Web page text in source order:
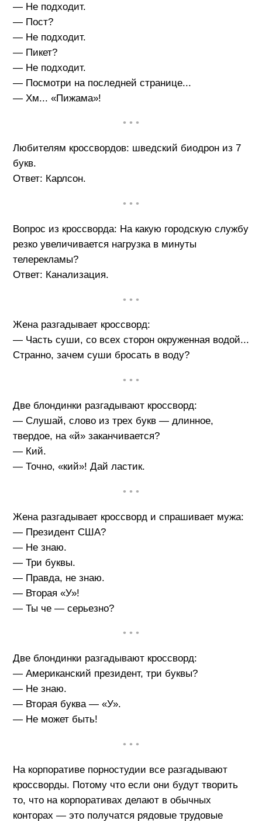
— Не подходит.
— Пост?
— Не подходит.
— Пикет?
— Не подходит.
— Посмотри на последней странице...
— Хм... «Пижама»!
• • •
Любителям кроссвордов: шведский биодрон из 7
букв.
Ответ: Карлсон.
• • •
Вопрос из кроссворда: На какую городскую службу
резко увеличивается нагрузка в минуты
телерекламы?
Ответ: Канализация.
• • •
Жена разгадывает кроссворд:
— Часть суши, со всех сторон окруженная водой...
Странно, зачем суши бросать в воду?
• • •
Две блондинки разгадывают кроссворд:
— Слушай, слово из трех букв — длинное,
твердое, на «й» заканчивается?
— Кий.
— Точно, «кий»! Дай ластик.
• • •
Жена разгадывает кроссворд и спрашивает мужа:
— Президент США?
— Не знаю.
— Три буквы.
— Правда, не знаю.
— Вторая «У»!
— Ты че — серьезно?
• • •
Две блондинки разгадывают кроссворд:
— Американский президент, три буквы?
— Не знаю.
— Вторая буква — «У».
— Не может быть!
• • •
На корпоративе порностудии все разгадывают
кроссворды. Потому что если они будут творить
то, что на корпоративах делают в обычных
конторах — это получатся рядовые трудовые